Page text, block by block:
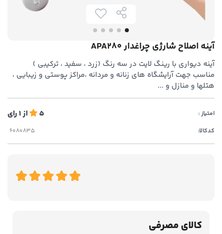
آینه اصلاح شارژی چراغدار APA280
آینه دیواری با رینگ لایت در سه رنگ (زرد ، سفید ، ترکیبی )
مناسب جهت آرایشگاه های زنانه و مردانه ،مراکز پوستی و زیبایی ،
هتلها و منازل و ...
امتیاز : 5 از1رای
کدکالا:
کالای مصرفی